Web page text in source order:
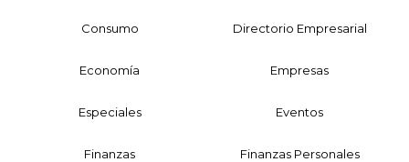
Consumo Directorio Empresarial
Economía Empresas
Especiales Eventos
Finanzas Finanzas Personales